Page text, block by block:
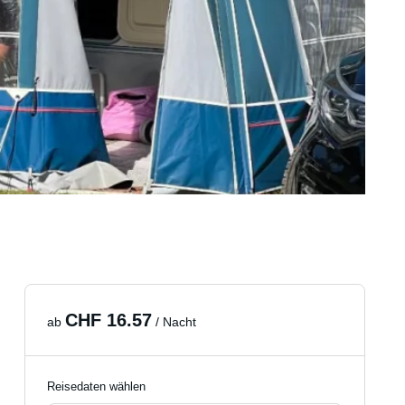
abCHF 16.57 / Nacht
Reisedaten wählen